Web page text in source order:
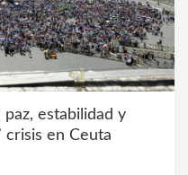
paz, estabilidad y
crisis en Ceuta